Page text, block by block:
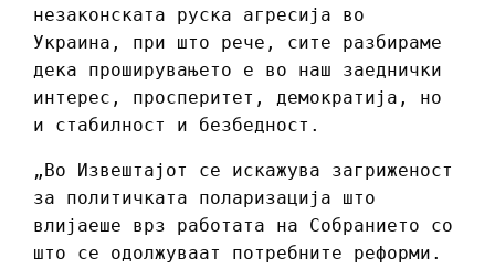
незаконската руска агресија во
Украина, при што рече, сите разбираме
дека проширувањето е во наш заеднички
интерес, просперитет, демократија, но
и стабилност и безбедност.
„Во Извештајот се искажува загриженост
за политичката поларизација што
влијаеше врз работата на Собранието со
што се одолжуваат потребните реформи.